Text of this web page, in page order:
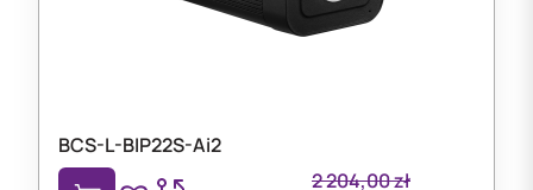
BCS-L-BIP22S-Ai2
2 204,00zł